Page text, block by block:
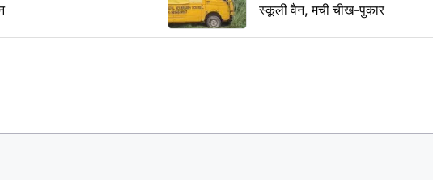
स्कूली वैन, मची चीख-पुकार